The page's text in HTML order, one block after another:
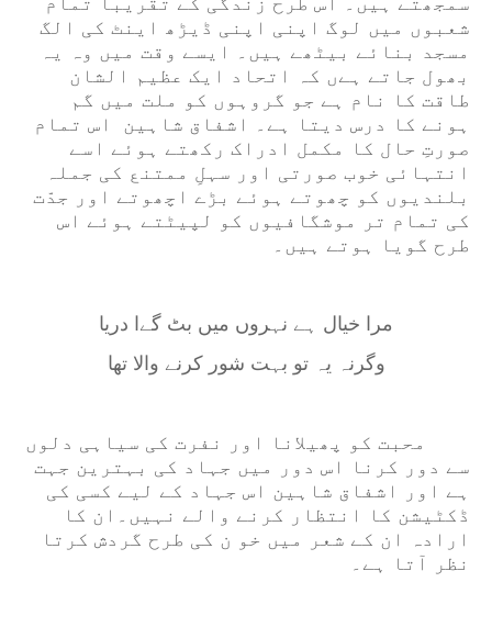
شعبوں میں لوگ اپنی اپنی ڈیڑھ اینٹ کی الگ
مسجد بنائے بیٹھے ہیں۔ ایسے وقت میں وہ یہ
بھول جاتے ہےں کہ اتحاد ایک عظیم الشان
طاقت کا نام ہے جو گروہوں کو ملت میں گم
ہونے کا درس دیتا ہے۔ اشفاق شاہین اس تمام
صورتِ حال کا مکمل ادراک رکھتے ہوئے اسے
انتہائی خوب صورتی اور سہلِ ممتنع کی جملہ
بلندیوں کو چھوتے ہوئے بڑے اچھوتے اور جدّت
کی تمام تر موشگافیوں کو لپیٹتے ہوئے اس
طرح گویا ہوتے ہیں۔
مرا خیال ہے نہروں میں بٹ گےا دریا
وگرنہ یہ تو بہت شور کرنے والا تھا
محبت کو پھیلانا اور نفرت کی سیاہی دلوں
سے دور کرنا اس دور میں جہاد کی بہترین جہت
ہے اور اشفاق شاہین اس جہاد کے لیے کسی کی
ڈکٹیشن کا انتظار کرنے والے نہیں۔ان کا
ارادہ ان کے شعر میں خو ن کی طرح گردش کرتا
نظر آتا ہے۔